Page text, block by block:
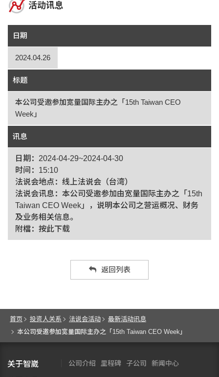
活动讯息
日期
2024.04.26
标题
本公司受邀参加宽量国际主办之「15th Taiwan CEO
Week」
讯息
日期：2024-04-29~2024-04-30
时间：15:10
法说会地点：线上法说会（台湾）
法说会讯息：本公司受邀参加由宽量国际主办之「15th
Taiwan CEO Week」，说明本公司之营运概况、财务
及业务相关信息。
附檔： 按此下载
返回列表
首页 投资人关系 法说会活动
最新活动讯息
本公司受邀参加宽量国际主办之「15th Taiwan CEO Week」
关于智崴 公司介绍 里程碑 子公司 新闻中心